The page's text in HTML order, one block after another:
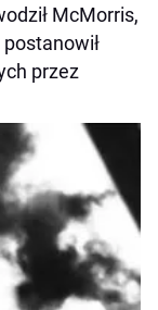
McMorris,
przez